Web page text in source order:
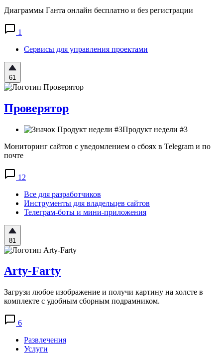
Диаграммы Ганта онлайн бесплатно и без регистрации
1
Сервисы для управления проектами
61
Проверятор
Продукт недели #3
Мониторинг сайтов с уведомлением о сбоях в Telegram и по
почте
12
Все для разработчиков
Инструменты для владельцев сайтов
Телеграм-боты и мини-приложения
81
Arty-Farty
Загрузи любое изображение и получи картину на холсте в
комплекте с удобным сборным подрамником.
6
Развлечения
Услуги